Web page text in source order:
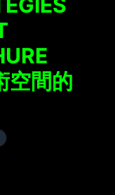
空間的